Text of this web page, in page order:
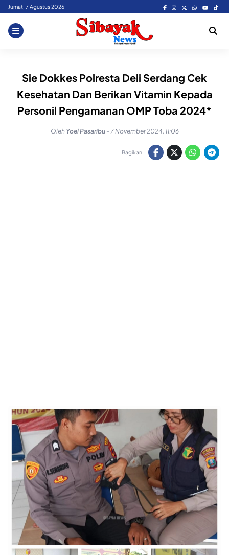
Skip
content
Jumat, 7 Agustus 2026
Sie Dokkes Polresta Deli Serdang Cek
Kesehatan Dan Berikan Vitamin Kepada
Personil Pengamanan OMP Toba 2024*
Oleh Yoel Pasaribu - 7 November 2024, 11:06
Bagikan: